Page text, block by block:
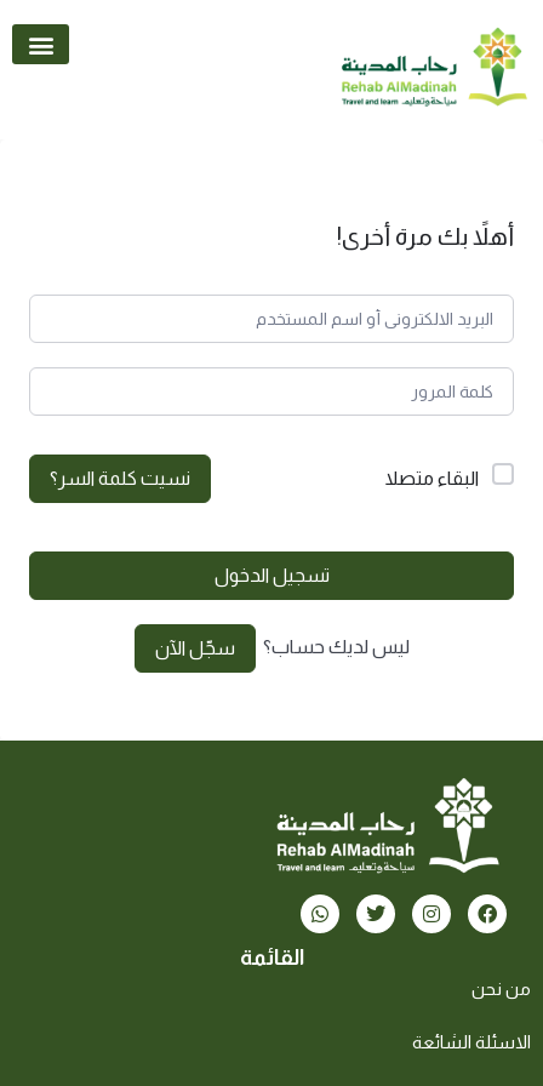
أهلاً بك مرة أخرى!
البقاء متصلا نسيت كلمة السر؟
تسجيل الدخول
ليس لديك حساب؟ سجّل الآن
القائمة
من نحن
الاسئلة الشائعة